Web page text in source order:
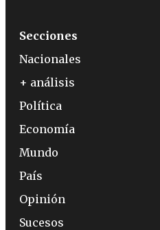
Secciones
Nacionales
+ análisis
Política
Economía
Mundo
País
Opinión
Sucesos